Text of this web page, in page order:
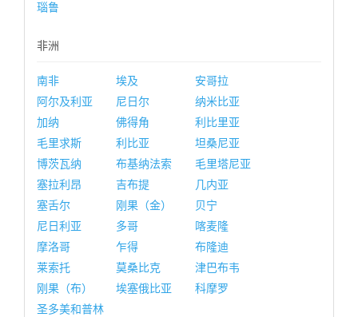
瑙鲁
非洲
南非 埃及
安哥拉
阿尔及利亚
尼日尔
纳米比亚
加纳
佛得角
利比里亚
毛里求斯
利比亚
坦桑尼亚
博茨瓦纳
布基纳法索
毛里塔尼亚
塞拉利昂
吉布提
几内亚
塞舌尔
刚果（金）
贝宁
尼日利亚
多哥
喀麦隆
摩洛哥
乍得
布隆迪
莱索托
莫桑比克
津巴布韦
刚果（布）
埃塞俄比亚
科摩罗
圣多美和普林